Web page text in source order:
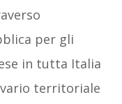
per gli
in tutta Italia
territoriale